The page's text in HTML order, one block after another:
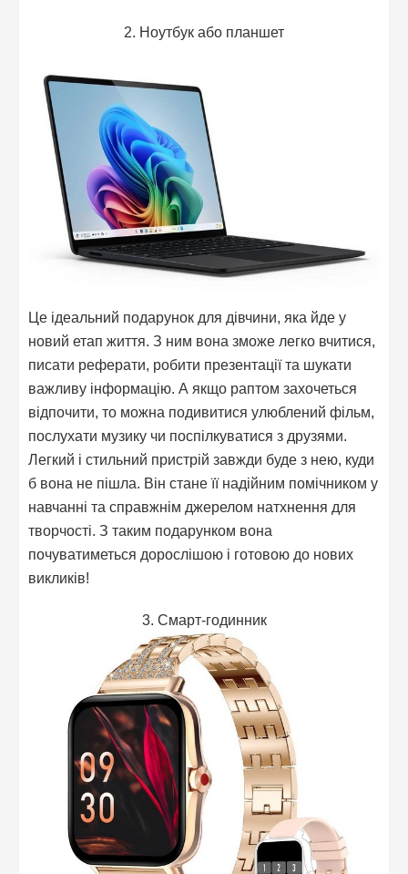
2. Ноутбук або планшет
Це ідеальний подарунок для дівчини, яка йде у
новий етап життя. З ним вона зможе легко вчитися,
писати реферати, робити презентації та шукати
важливу інформацію. А якщо раптом захочеться
відпочити, то можна подивитися улюблений фільм,
послухати музику чи поспілкуватися з друзями.
Легкий і стильний пристрій завжди буде з нею, куди
б вона не пішла. Він стане її надійним помічником у
навчанні та справжнім джерелом натхнення для
творчості. З таким подарунком вона
почуватиметься дорослішою і готовою до нових
викликів!
3. Cмарт-годинник